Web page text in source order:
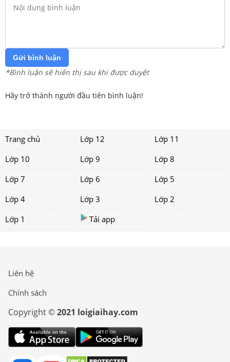
Gửi bình luận
*Bình luận sẽ hiển thị sau khi được duyệt
Hãy trở thành người đầu tiên bình luận!
Trang chủ Lớp 12
Lớp 11
Lớp 10
Lớp 9
Lớp 8
Lớp 7
Lớp 6
Lớp 5
Lớp 4
Lớp 3
Lớp 2
Lớp 1
Tải app
Liên hệ
Chính sách
Copyright ©2021 loigiaihay.com